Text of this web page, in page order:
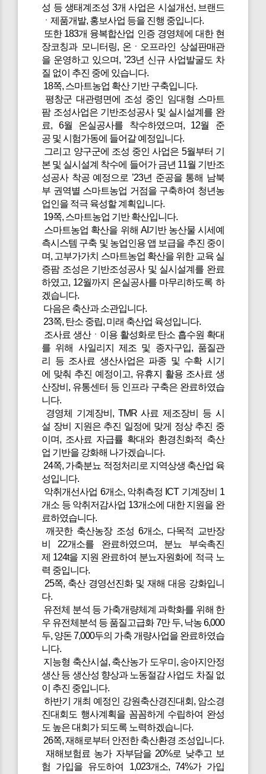
성 등 생태계조성 3개 사업은 시설개선, 브랜드
ㆍ제품개발, 홍보사업 등을 진행 중입니다.
또한 183개 융복합산업 인증 경영체에 대한 현
장코칭과 모니터링, 온ㆍ오프라인 상설판매관
을 운영하고 있으며, ’23년 신규 사업발굴도 차
질 없이 추진 중에 있습니다.
18쪽, 스마트농업 확산 기반 구축입니다.
평창군 대관령면에 조성 중인 임대형 스마트
팜 조성사업은 기반조성공사 및 실시설계를 완
료, 6월 온실공사를 착수하였으며, 12월 준
공 및 시험가동에 들어갈 예정입니다.
그리고 양구군에 조성 중인 사업은 5월부터 기
본 및 실시설계 착수에 들어가 금년 11월 기반조
성공사 착공 예정으로 ’23년 준공을 통해 남북
부 권역별 스마트농업 거점을 구축하여 청년농
업인을 적극 육성할 계획입니다.
19쪽, 스마트농업 기반 확산입니다.
스마트농업 확산을 위해 AI기반 농산물 시세예
측시스템 구축 및 농업인용 앱 보급을 추진 중이
며, 고부가가치 스마트농업 확산을 위한 교육 실
증팜 조성은 기반조성공사 및 실시설계를 완료
하였고, 12월까지 온실공사를 마무리하도록 하
겠습니다.
다음은 축산과 소관입니다.
23쪽, 탄소 중립, 미래 축산업 육성입니다.
조사료 생산ㆍ이용 활성화로 탄소 흡수원 확대
를 위해 사일리지 제조 및 종자구입, 품질관
리 등 조사료 생산사업은 파종 및 수확 시기
에 맞춰 추진 예정이고, 유휴지 활용 조사료 생
산장비, 유통센터 등 인프라 구축은 완료하였습
니다.
경영체 기계장비, TMR 사료 제조장비 등 시
설 장비 지원은 추진 일정에 맞게 정상 추진 중
이며, 조사료 자급률 확대와 환경친화적 축산
업 기반을 강화해 나가겠습니다.
24쪽, 가축분뇨 적정처리로 지역상생 축산업 육
성입니다.
악취개선사업 6개소, 악취측정 ICT 기계장비 1
개소 등 악취저감사업 13개소에 대한 지원을 완
료하였습니다.
깨끗한 축산농장 조성 6개소, 다목적 교반장
비 22개소를 완료하였으며, 분뇨 부숙촉진
제 124t을 지원 완료하여 분뇨자원화에 적극 노
력 중입니다.
25쪽, 축산 경영선진화 및 재해 대응 강화입니
다.
유전체 분석 등 가축개량체계 과학화를 위해 한
우 유전체분석 등 품질고급화 7만 두, 낙농 6,000
두, 양돈 7,000두의 가축 개량사업을 완료하였습
니다.
지능형 축산시설, 축산농가 도우미, 송아지안정
생산 등 생산성 향상과 노동절감 사업도 차질 없
이 추진 중입니다.
하반기 개최 예정인 강원축산경진대회, 암소경
진대회도 행사계획을 꼼꼼하게 수립하여 완성
도 높은 대회가 되도록 노력하겠습니다.
26쪽, 재해로부터 안전한 축산환경 조성입니다.
재해보험료 농가 자부담을 20%로 낮추고 보
험 가입을 유도하여 1,023개소, 74%가 가입